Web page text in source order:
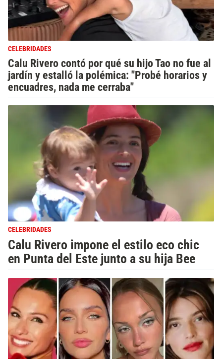
CELEBRIDADES
Calu Rivero contó por qué su hijo Tao no fue al
jardín y estalló la polémica: "Probé horarios y
encuadres, nada me cerraba"
CELEBRIDADES
Calu Rivero impone el estilo eco chic
en Punta del Este junto a su hija Bee